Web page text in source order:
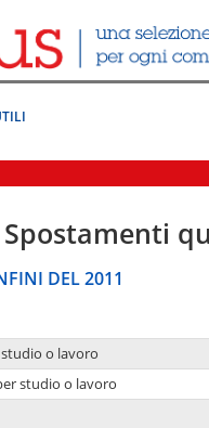
Spostamenti
DEL 2011
o lavoro
studio o lavoro